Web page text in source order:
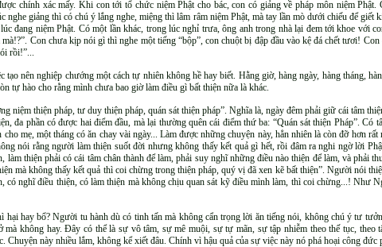
chính xác mấy. Khi con tới tổ chức niệm Phật cho bác, con có giảng về pháp môn niệm
nghe giảng thì có chú ý lắng nghe, miệng thì lâm râm niệm Phật, mà tay lần mò dưới chiếu để
đang niệm Phật. Có một lần khác, trong lúc nghỉ trưa, ông anh trong nhà lại đem tới khoe với
mà!?”. Con chưa kịp nói gì thì nghe một tiếng “bộp”, con chuột bị đập đầu vào kệ đá chết tươi!
rồi!”...
nên nghiệp chướng một cách tự nhiên không hề hay biết. Hằng giờ, hàng ngày, hàng tháng,
tự hào cho rằng mình chưa bao giờ làm điều gì bất thiện nữa là khác.
niệm thiện pháp, tư duy thiện pháp, quán sát thiện pháp”. Nghĩa là, ngày đêm phải giữ cái tâm
đa phần có được hai điểm đầu, mà lại thường quên cái điểm thứ ba: “Quán sát thiện Pháp”. Có
cho mẹ, một tháng có ăn chay vài ngày... Làm được những chuyện này, hẳn nhiên là còn đỡ hơn
nói rằng người làm thiện suốt đời nhưng không thấy kết quả gì hết, rồi đâm ra nghi ngờ lời
làm thiện phải có cái tâm chân thành để làm, phải suy nghĩ những điều nào thiện để làm, và phải
mà không thấy kết quả thì coi chừng trong thiện pháp, quý vị đã xen kẽ bất thiện”. Người nói
có nghĩ điều thiện, có làm thiện mà không chịu quan sát kỹ điều mình làm, thì coi chừng...! Như
hại hay bổ? Người tu hành dù có tinh tấn mà không cẩn trọng lời ăn tiếng nói, không chú ý tư
không hay. Đây có thể là sự vô tâm, sự mê muội, sự tự mãn, sự tập nhiễm theo thế tục, theo
Chuyện này nhiều lắm, không kể xiết đâu. Chính vì hậu quả của sự việc này nó phá hoại công đức